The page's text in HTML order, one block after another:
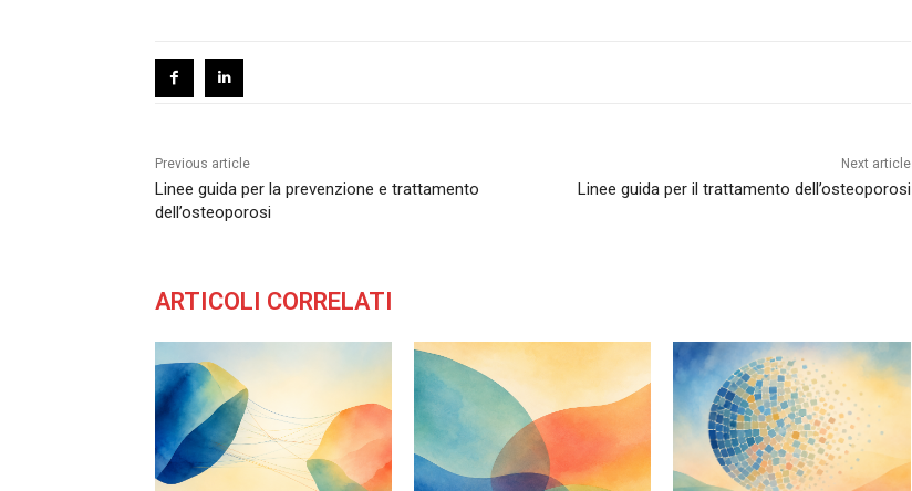
Previous article
Linee guida per la prevenzione e trattamento
dell’osteoporosi
Next article
Linee guida per il trattamento dell’osteoporosi
ARTICOLI CORRELATI